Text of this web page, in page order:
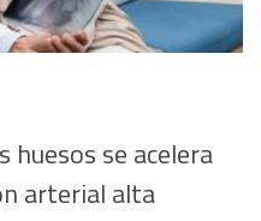
huesos se acelera
arterial alta